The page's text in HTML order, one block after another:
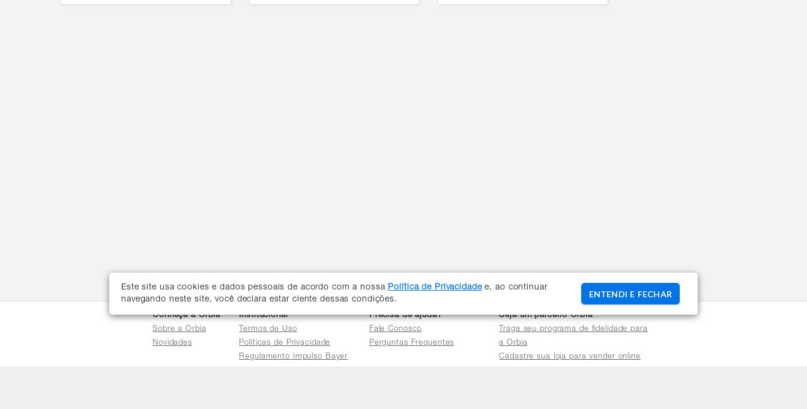
Este site usa cookies e dados pessoais de acordo com a nossa Política de Privacidadee, ao continuar
navegando neste site, você declara estar ciente dessas condições.
ENTENDI E FECHAR
Conheça a Orbia
Sobre a Orbia
Novidades
Institucional
Termos de Uso
Políticas de Privacidade
Regulamento Impulso Bayer
Precisa de ajuda?
Fale Conosco
Perguntas Frequentes
Seja um parceiro Orbia
Traga seu programa de fidelidade para
a Orbia
Cadastre sua loja para vender online